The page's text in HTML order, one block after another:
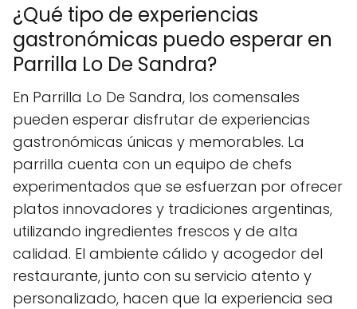
¿Qué tipo de experiencias
gastronómicas puedo esperar en
Parrilla Lo De Sandra?
En Parrilla Lo De Sandra, los comensales
pueden esperar disfrutar de experiencias
gastronómicas únicas y memorables. La
parrilla cuenta con un equipo de chefs
experimentados que se esfuerzan por ofrecer
platos innovadores y tradiciones argentinas,
utilizando ingredientes frescos y de alta
calidad. El ambiente cálido y acogedor del
restaurante, junto con su servicio atento y
personalizado, hacen que la experiencia sea